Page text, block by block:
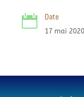
 Date
17 mai 2020